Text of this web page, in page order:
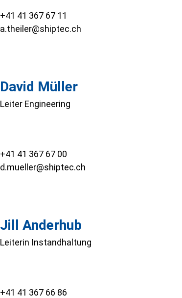
+41 41 367 67 11
a.theiler@shiptec.ch
David Müller
Leiter Engineering
+41 41 367 67 00
d.mueller@shiptec.ch
Jill Anderhub
Leiterin Instandhaltung
+41 41 367 66 86